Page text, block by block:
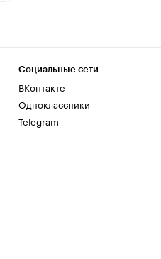
Социальные сети
ВКонтакте
Одноклассники
Telegram